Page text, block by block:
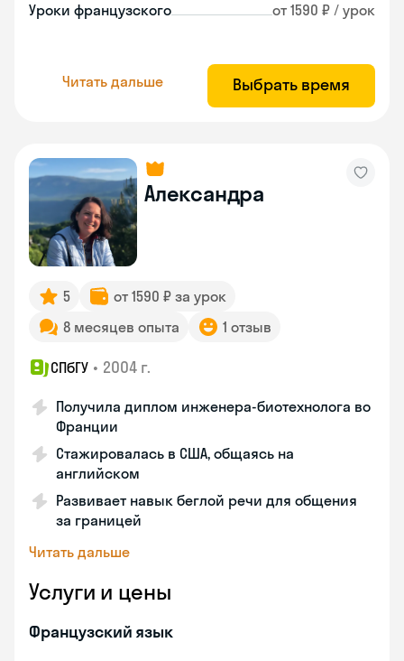
Уроки французского от 1590 ₽ / урок
Читать дальше Выбрать время
Александра
5
от 1590 ₽ за урок
8 месяцев опыта
1 отзыв
СПбГУ • 2004 г.
Получила диплом инженера-биотехнолога во
Франции
Стажировалась в США, общаясь на
английском
Развивает навык беглой речи для общения
за границей
Читать дальше
Услуги и цены
Французский язык